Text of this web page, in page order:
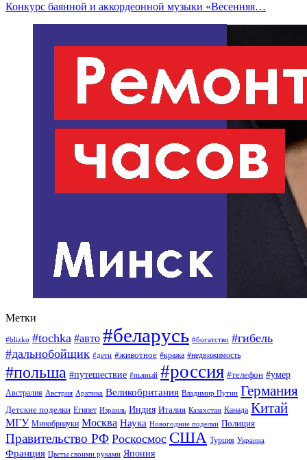
Конкурс баянной и аккордеонной музыки «Весенняя…
Метки
#blizko #tochka #авто #беларусь #богатство #гибель
#дальнобойщик #дети #животное #кража #недвижимость
#польша #путешествие #пьяный #россия #телефон #умер
Австралия Австрия Арктика Великобритания Владимир Путин Германия
Детские поделки Египет Израиль Индия Италия Казахстан Канада Китай
МГУ Минобрнауки Москва Наука Новогодние поделки Полиция
Правительство РФ Роскосмос США Турция Украина
Франция Цветы своими руками Япония